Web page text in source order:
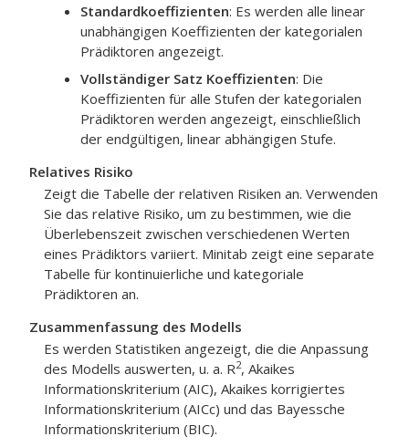
Standardkoeffizienten: Es werden alle linear
unabhängigen Koeffizienten der kategorialen
Prädiktoren angezeigt.
Vollständiger Satz Koeffizienten: Die
Koeffizienten für alle Stufen der kategorialen
Prädiktoren werden angezeigt, einschließlich
der endgültigen, linear abhängigen Stufe.
Relatives Risiko
Zeigt die Tabelle der relativen Risiken an. Verwenden
Sie das relative Risiko, um zu bestimmen, wie die
Überlebenszeit zwischen verschiedenen Werten
eines Prädiktors variiert. Minitab zeigt eine separate
Tabelle für kontinuierliche und kategoriale
Prädiktoren an.
Zusammenfassung des Modells
Es werden Statistiken angezeigt, die die Anpassung
des Modells auswerten, u. a. R2, Akaikes
Informationskriterium (AIC), Akaikes korrigiertes
Informationskriterium (AICc) und das Bayessche
Informationskriterium (BIC).